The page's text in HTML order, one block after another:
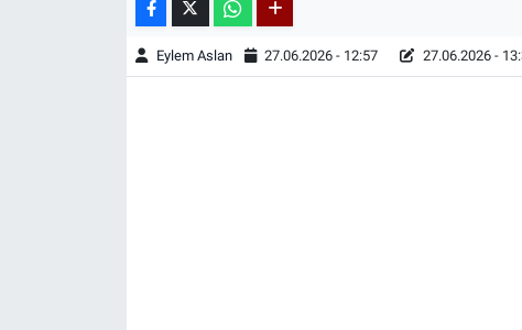
Eylem Aslan 27.06.2026 - 12:57 27.06.2026 -